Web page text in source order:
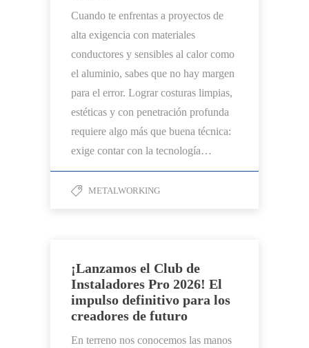
Cuando te enfrentas a proyectos de
alta exigencia con materiales
conductores y sensibles al calor como
el aluminio, sabes que no hay margen
para el error. Lograr costuras limpias,
estéticas y con penetración profunda
requiere algo más que buena técnica:
exige contar con la tecnología…
METALWORKING
¡Lanzamos el Club de
Instaladores Pro 2026! El
impulso definitivo para los
creadores de futuro
En terreno nos conocemos las manos